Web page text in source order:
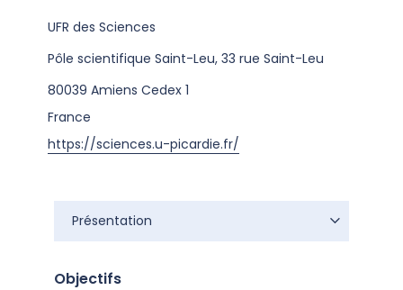
UFR des Sciences
Pôle scientifique Saint-Leu, 33 rue Saint-Leu
80039 Amiens Cedex 1
France
https://sciences.u-picardie.fr/
Présentation
Objectifs